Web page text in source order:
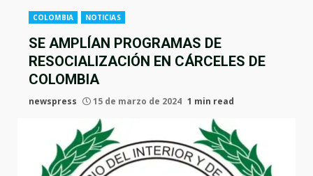
COLOMBIA NOTICIAS
SE AMPLÍAN PROGRAMAS DE
RESOCIALIZACIÓN EN CÁRCELES DE
COLOMBIA
newspress 15 de marzo de 2024 1 min read